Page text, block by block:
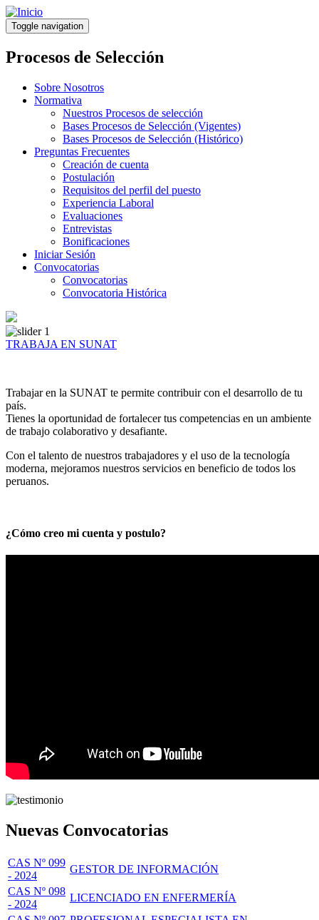
Pasar
al
contenido
principal
Toggle navigation
Procesos de Selección
Sobre Nosotros
Normativa
Nuestros Procesos de selección
Bases Procesos de Selección (Vigentes)
Bases Procesos de Selección (Histórico)
Preguntas Frecuentes
Creación de cuenta
Postulación
Requisitos del perfil del puesto
Experiencia Laboral
Evaluaciones
Entrevistas
Bonificaciones
Iniciar Sesión
Convocatorias
Convocatorias
Convocatoria Histórica
TRABAJA EN SUNAT
Trabajar en la SUNAT te permite contribuir con el desarrollo de tu
país.
Tienes la oportunidad de fortalecer tus competencias en un ambiente
de trabajo colaborativo y desafiante.
Con el talento de nuestros trabajadores y el uso de la tecnología
moderna, mejoramos nuestros servicios en beneficio de todos los
peruanos.
¿Cómo creo mi cuenta y postulo?
Nuevas Convocatorias
CAS Nº 099
- 2024
GESTOR DE INFORMACIÓN
CAS Nº 098
- 2024
LICENCIADO EN ENFERMERÍA